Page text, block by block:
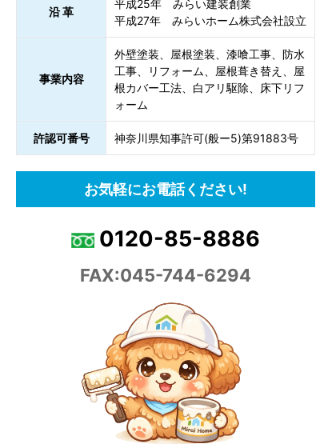
沿 革
平成25年 みらい建装創業
平成27年 みらいホーム株式会社設立
事業内容
外壁塗装、屋根塗装、漆喰工事、防水
工事、リフォーム、屋根葺き替え、屋
根カバー工法、白アリ駆除、床下リフ
ォーム
許認可番号 神奈川県知事許可(般ー5)第91883号
お気軽にお電話ください!
0120-85-8886
FAX:045-744-6294